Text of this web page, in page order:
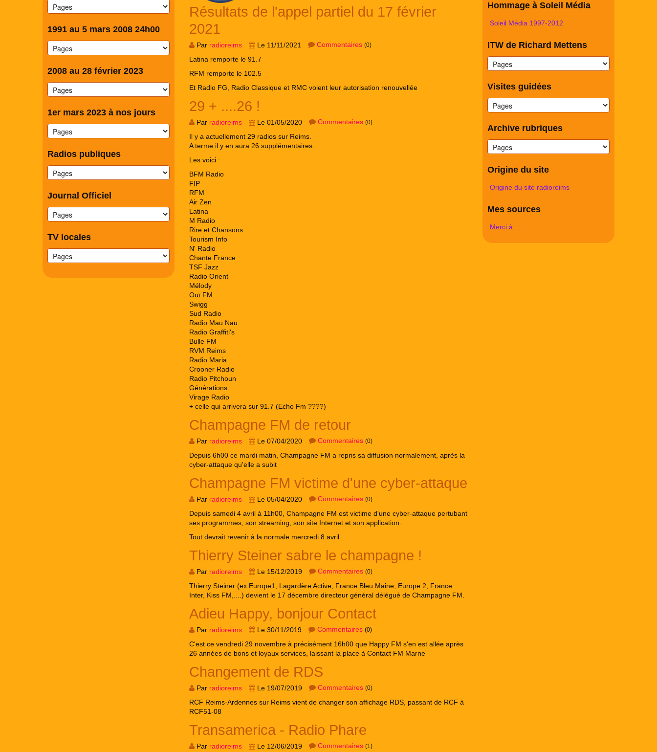
1991 au 5 mars 2008 24h00
2008 au 28 février 2023
1er mars 2023 à nos jours
Radios publiques
Journal Officiel
TV locales
Résultats de l'appel partiel du 17 février
2021
Par radioreims Le 11/11/2021 Commentaires (0)
Latina remporte le 91.7
RFM remporte le 102.5
Et Radio FG, Radio Classique et RMC voient leur autorisation renouvellée
29 + ....26 !
Par radioreims Le 01/05/2020 Commentaires (0)
Il y a actuellement 29 radios sur Reims.
A terme il y en aura 26 supplémentaires.
Les voici :
BFM Radio
FIP
RFM
Air Zen
Latina
M Radio
Rire et Chansons
Tourism Info
N' Radio
Chante France
TSF Jazz
Radio Orient
Mélody
Ouï FM
Swigg
Sud Radio
Radio Mau Nau
Radio Graffiti's
Bulle FM
RVM Reims
Radio Maria
Crooner Radio
Radio Pitchoun
Générations
Virage Radio
+ celle qui arrivera sur 91.7 (Echo Fm ????)
Champagne FM de retour
Par radioreims Le 07/04/2020 Commentaires (0)
Depuis 6h00 ce mardi matin, Champagne FM a repris sa diffusion normalement, après la
cyber-attaque qu'elle a subit
Champagne FM victime d'une cyber-attaque
Par radioreims Le 05/04/2020 Commentaires (0)
Depuis samedi 4 avril à 11h00, Champagne FM est victime d'une cyber-attaque pertubant
ses programmes, son streaming, son site Internet et son application.
Tout devrait revenir à la normale mercredi 8 avril.
Thierry Steiner sabre le champagne !
Par radioreims Le 15/12/2019 Commentaires (0)
Thierry Steiner (ex Europe1, Lagardère Active, France Bleu Maine, Europe 2, France
Inter, Kiss FM,....) devient le 17 décembre directeur général délégué de Champagne FM.
Adieu Happy, bonjour Contact
Par radioreims Le 30/11/2019 Commentaires (0)
C'est ce vendredi 29 novembre à précisément 16h00 que Happy FM s'en est allée après
26 années de bons et loyaux services, laissant la place à Contact FM Marne
Changement de RDS
Par radioreims Le 19/07/2019 Commentaires (0)
RCF Reims-Ardennes sur Reims vient de changer son affichage RDS, passant de RCF à
RCF51-08
Transamerica - Radio Phare
Par radioreims Le 12/06/2019 Commentaires (1)
Hommage à Soleil Média
Soleil Média 1997-2012
ITW de Richard Mettens
Visites guidées
Archive rubriques
Origine du site
Origine du site radioreims
Mes sources
Merci à ...